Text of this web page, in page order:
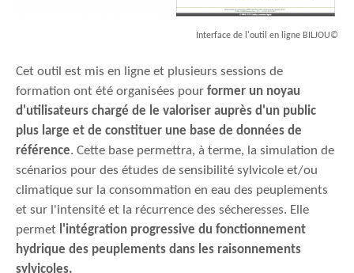
Interface de l'outil en ligne BILJOU©
Cet outil est mis en ligne et plusieurs sessions de
formation ont été organisées pour former un noyau
d'utilisateurs chargé de le valoriser auprès d'un public
plus large et de constituer une base de données de
référence. Cette base permettra, à terme, la simulation de
scénarios pour des études de sensibilité sylvicole et/ou
climatique sur la consommation en eau des peuplements
et sur l'intensité et la récurrence des sécheresses. Elle
permet l'intégration progressive du fonctionnement
hydrique des peuplements dans les raisonnements
sylvicoles.